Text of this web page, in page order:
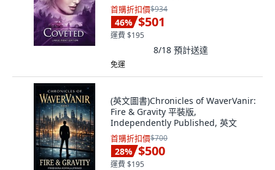
首購折扣價$934
46% $501
運費 $195
8/18 預計送達
免運
(英文圖書)Chronicles of WaverVanir:
Fire & Gravity 平裝版,
Independently Published, 英文
首購折扣價$700
28% $500
運費 $195